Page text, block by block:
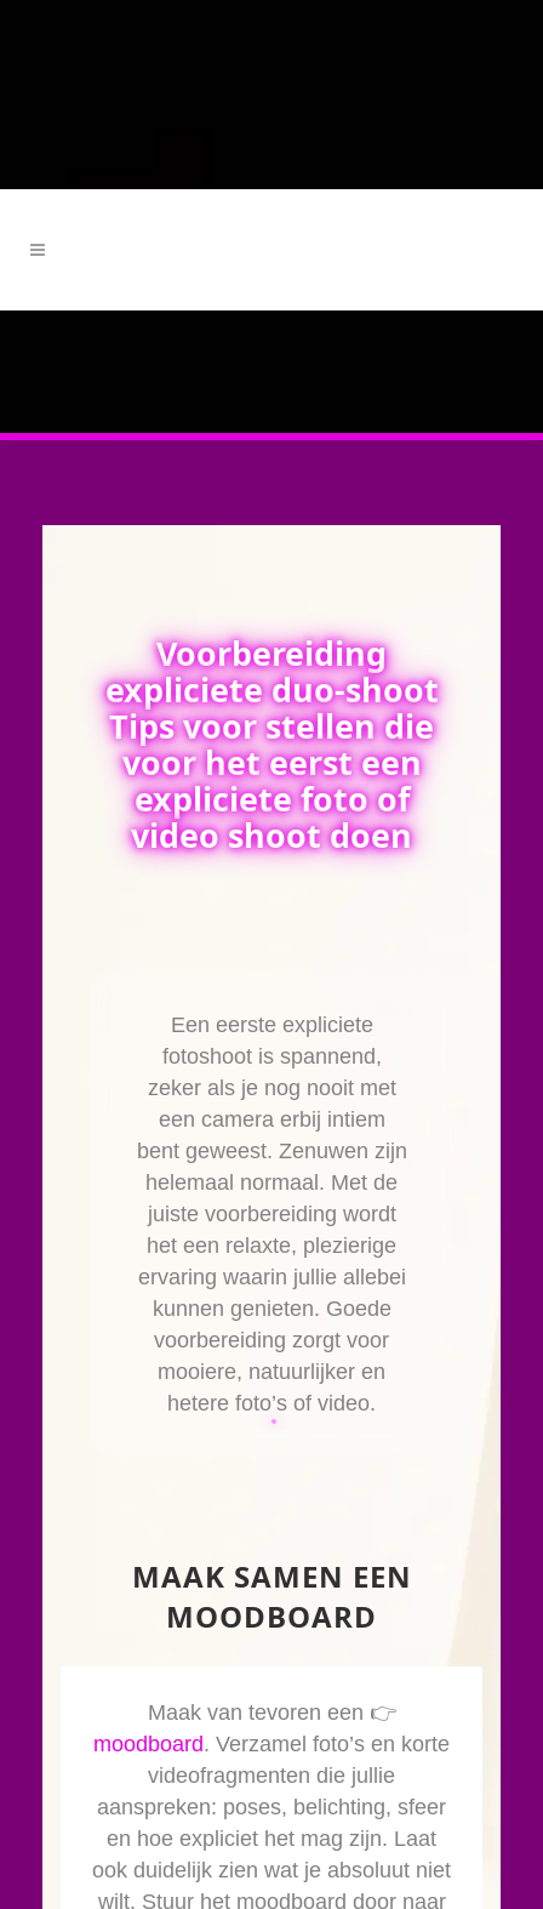
Voorbereiding
expliciete duo-shoot
Tips voor stellen die
voor het eerst een
expliciete foto of
video shoot doen
Een eerste expliciete
fotoshoot is spannend,
zeker als je nog nooit met
een camera erbij intiem
bent geweest. Zenuwen zijn
helemaal normaal. Met de
juiste voorbereiding wordt
het een relaxte, plezierige
ervaring waarin jullie allebei
kunnen genieten. Goede
voorbereiding zorgt voor
mooiere, natuurlijker en
hetere foto’s of video.
MAAK SAMEN EEN
MOODBOARD
Maak van tevoren een 👉
moodboard. Verzamel foto’s en korte
videofragmenten die jullie
aanspreken: poses, belichting, sfeer
en hoe expliciet het mag zijn. Laat
ook duidelijk zien wat je absoluut niet
wilt. Stuur het moodboard door naar